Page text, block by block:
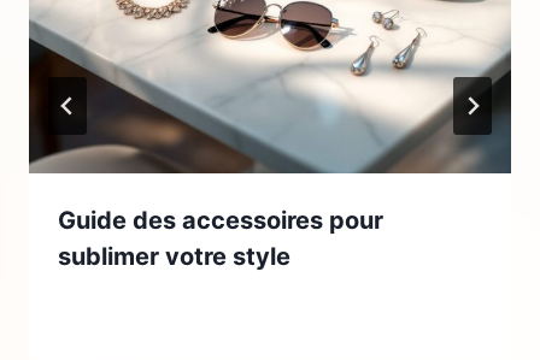
Guide des accessoires pour
sublimer votre style